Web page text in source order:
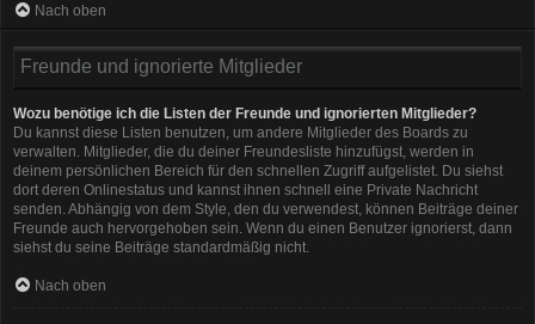
Nach oben
Freunde und ignorierte Mitglieder
Wozu benötige ich die Listen der Freunde und ignorierten Mitglieder?
Du kannst diese Listen benutzen, um andere Mitglieder des Boards zu
verwalten. Mitglieder, die du deiner Freundesliste hinzufügst, werden in
deinem persönlichen Bereich für den schnellen Zugriff aufgelistet. Du siehst
dort deren Onlinestatus und kannst ihnen schnell eine Private Nachricht
senden. Abhängig von dem Style, den du verwendest, können Beiträge deiner
Freunde auch hervorgehoben sein. Wenn du einen Benutzer ignorierst, dann
siehst du seine Beiträge standardmäßig nicht.
Nach oben